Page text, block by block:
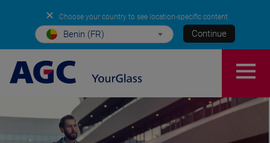
✕ Choose your country to see location-specific content
Benin (FR) Continue